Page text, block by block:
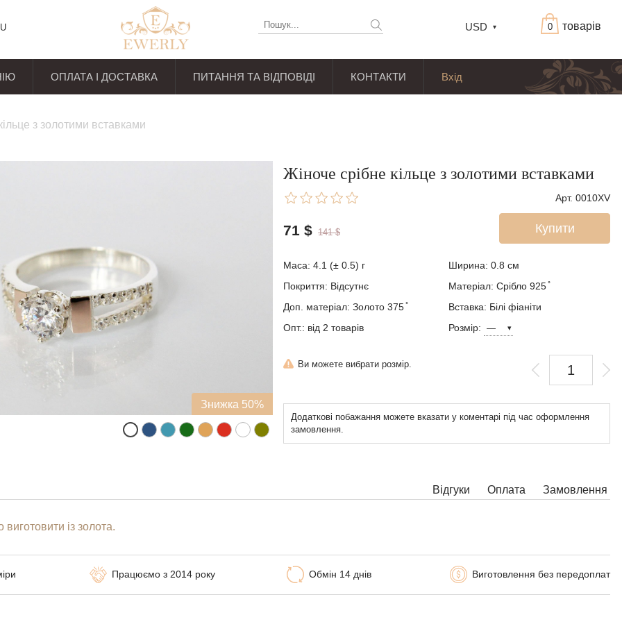
товарів
0
USD
ОПЛАТА І ДОСТАВКА ПИТАННЯ ТА ВІДПОВІДІ КОНТАКТИ Вхід
з золотими вставками
Знижка 50%
Жіноче срібне кільце з золотими вставками
Арт. 0010XV
Купити
71 $ 141 $
Маса: 4.1 (± 0.5) г Ширина: 0.8 см
Покриття: Відсутнє
Матеріал: Срібло 925 ̊
Доп. матеріал: Золото 375 ̊
Вставка: Білі фіаніти
Опт.: від 2 товарів
Розмір:
Ви можете вибрати розмір.
Додаткові побажання можете вказати у коментарі під час оформлення
замовлення.
Відгуки Замовлення
Оплата
із золота.
Обмін 14 днів Виготовлення без передоплат
Працюємо з 2014 року